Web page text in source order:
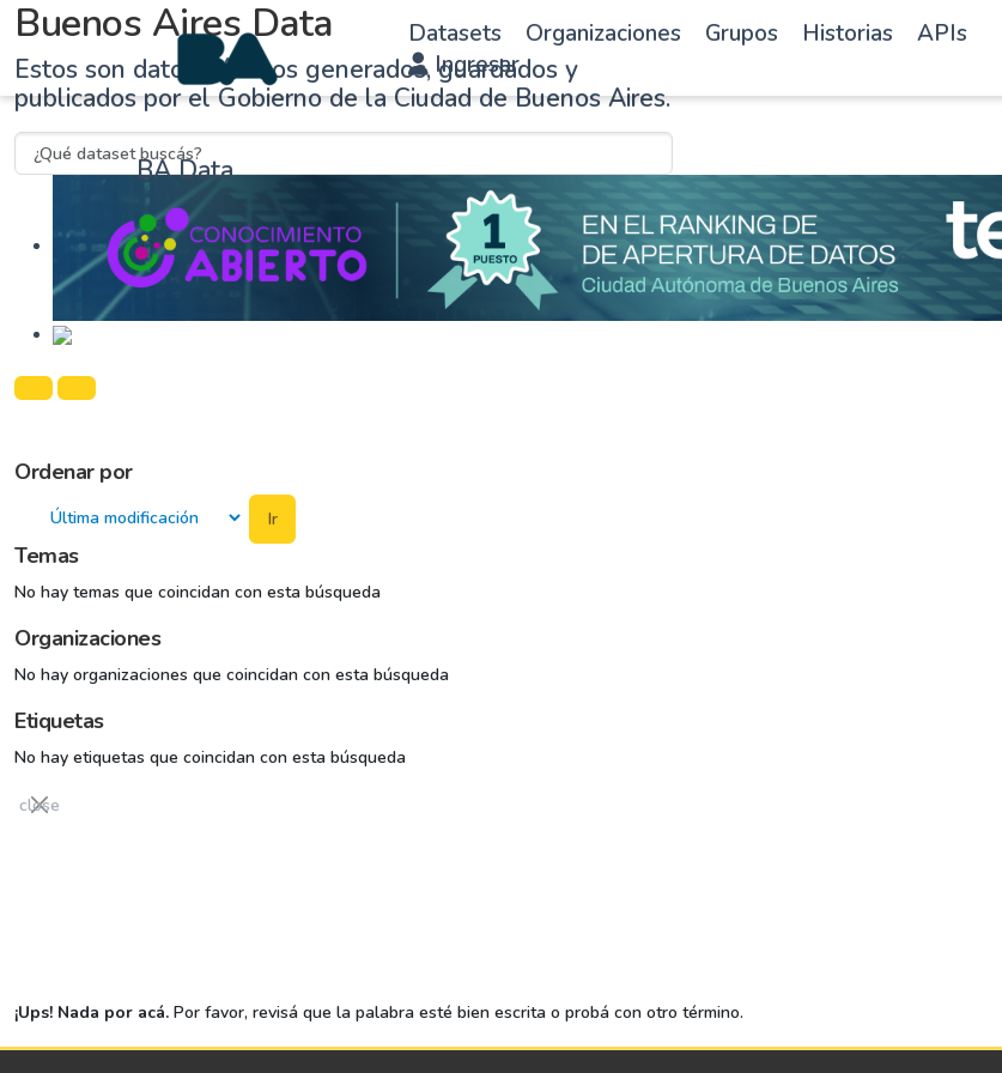
BA Data
Datasets Organizaciones Grupos Historias
APIs
Ingresar
Buenos Aires Data
Estos son datos públicos generados, guardados y
publicados por el Gobierno de la Ciudad de Buenos Aires.
Ordenar por
Ir
Temas
No hay temas que coincidan con esta búsqueda
Organizaciones
No hay organizaciones que coincidan con esta búsqueda
Etiquetas
No hay etiquetas que coincidan con esta búsqueda
close
¡Ups! Nada por acá. Por favor, revisá que la palabra esté bien escrita o probá con otro término.